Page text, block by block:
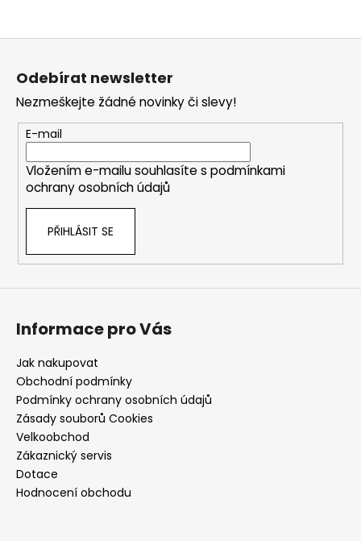
Z
Odebírat newsletter
Nezmeškejte žádné novinky či slevy!
E-mail
Vložením e-mailu souhlasíte s podmínkami
ochrany osobních údajů
PŘIHLÁSIT SE
Informace pro Vás
Jak nakupovat
Obchodní podmínky
Podmínky ochrany osobních údajů
Zásady souborů Cookies
Velkoobchod
Zákaznický servis
Dotace
Hodnocení obchodu